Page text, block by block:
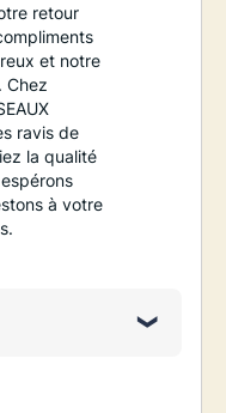
retour
et notre
Chez
ravis de
la qualité
à votre